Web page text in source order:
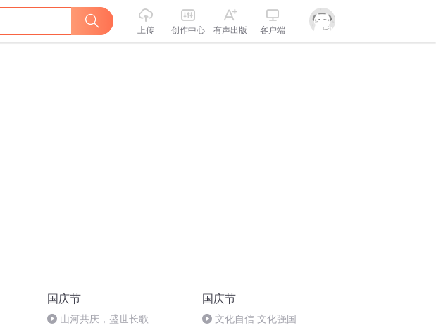
上传 创作中心 有声出版 客户端
国庆节
山河共庆，盛世长歌
国庆节
文化自信 文化强国